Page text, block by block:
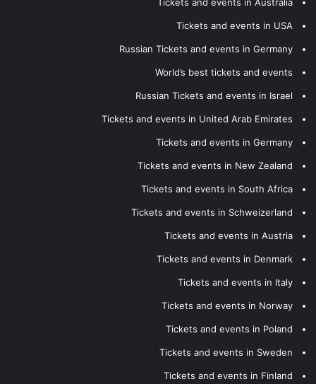
Tickets and events in USA
Russian Tickets and events in Germany
World’s best tickets and events
Russian Tickets and events in Israel
Tickets and events in United Arab Emirates
Tickets and events in Germany
Tickets and events in New Zealand
Tickets and events in South Africa
Tickets and events in Schweizerland
Tickets and events in Austria
Tickets and events in Denmark
Tickets and events in Italy
Tickets and events in Norway
Tickets and events in Poland
Tickets and events in Sweden
Tickets and events in Finland